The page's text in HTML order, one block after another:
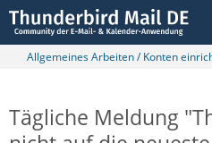
Allgemeines Arbeiten / Konten
Tägliche Meldung